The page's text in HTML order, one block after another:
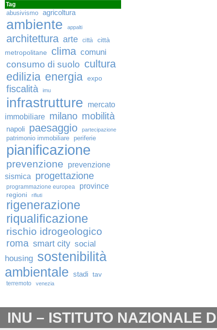
Tag
abusivismo agricoltura
ambiente appalti
architettura arte città
città
metropolitane
clima comuni
consumo di suolo cultura
edilizia energia expo
fiscalità imu
infrastrutture
mercato
immobiliare milano mobilità
napoli paesaggio partecipazione
patrimonio immobiliare periferie
pianificazione
prevenzione
prevenzione
sismica
progettazione
programmazione europea province
regioni rifiuti
rigenerazione
riqualificazione
rischio idrogeologico
roma smart city social
housing sostenibilità
ambientale stadi tav
terremoto venezia
INU – ISTITUTO NAZIONALE